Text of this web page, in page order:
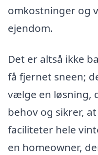
omkostninger og
ejendom.
Det er altså ikke
få fjernet sneen;
vælge en løsning,
behov og sikrer,
faciliteter hele
en homeowner,